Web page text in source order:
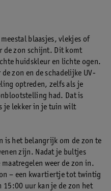
blaasjes, vlekjes of
de zon schijnt. Dit komt
huidskleur en lichte ogen.
zon en de schadelijke UV-
optreden, zelfs als je
had. Dat is
je lekker in je tuin wilt
is het belangrijk om de zon te
zijn. Nadat je bultjes
weer de zon in.
– een kwartiertje tot twintig
15:00 uur kan je de zon het